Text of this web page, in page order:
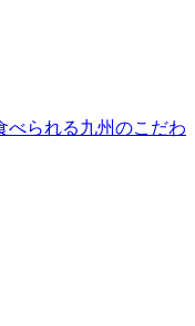
べられる九州のこだわ